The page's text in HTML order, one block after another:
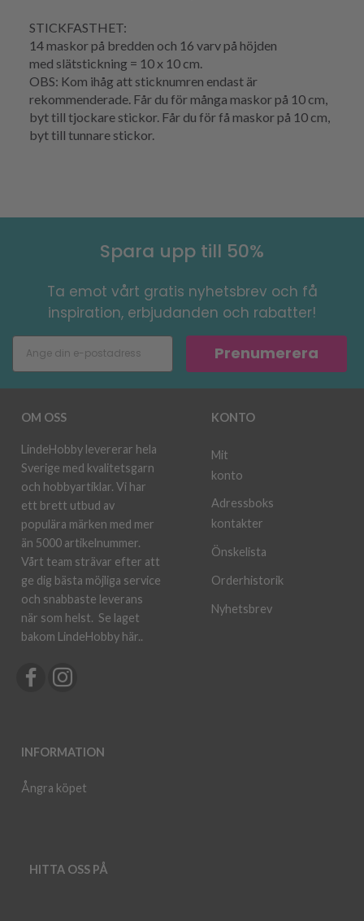
STICKFASTHET:
14 maskor på bredden och 16 varvpå höjden
med slätstickning = 10 x 10 cm.
OBS: Kom ihåg att sticknumren endast är
rekommenderade. Får du för många maskor på 10 cm,
byt till tjockare stickor. Får du för få maskor på 10 cm,
byt till tunnare stickor.
Spara upp till 50%
Ta emot vårt gratis nyhetsbrev och få
inspiration, erbjudanden och rabatter!
Prenumerera
OM OSS
LindeHobby levererar hela
Sverige med kvalitetsgarn
och hobbyartiklar. Vi har
ett brett utbud av
populära märken med mer
än 5000 artikelnummer.
Vårt team strävar efter att
ge dig bästa möjliga service
och snabbaste leverans
när som helst. Se laget
bakom LindeHobby här..
INFORMATION
Ångra köpet
KONTO
Mit
konto
Adressboks
kontakter
Önskelista
Orderhistorik
Nyhetsbrev
HITTA OSS PÅ